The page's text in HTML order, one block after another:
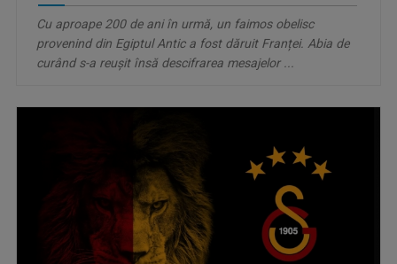
Cu aproape 200 de ani în urmă, un faimos obelisc
provenind din Egiptul Antic a fost dăruit Franței. Abia de
curând s-a reușit însă descifrarea mesajelor ...